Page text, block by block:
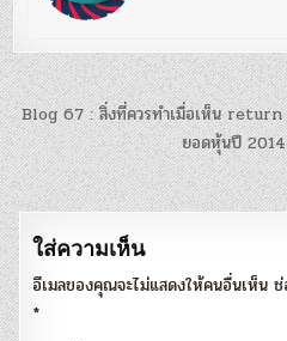
แนะแนว
เรื่อง
Blog 67 : สิ่งที่ควรทำเมื่อเห็น return
ยอดหุ้นปี
ใส่ความเห็น
อีเมลของคุณจะไม่แสดงให้คนอื่นเห็น
*